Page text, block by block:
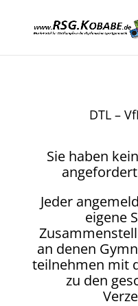
DTL –
Sie haben
Jeder
eigene
an denen
teilnehmen mit
zu den